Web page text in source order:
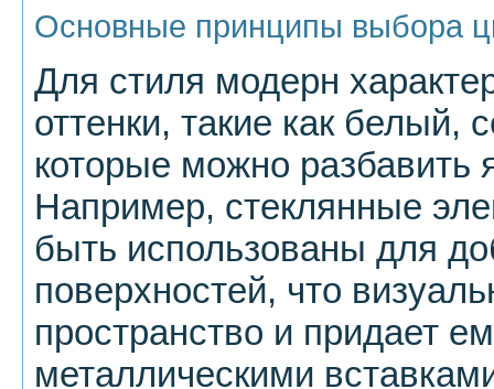
Основные принципы выбора
Для стиля модерн
оттенки, такие как
которые можно разбавить
Например, стеклянные
быть использованы для
поверхностей, что
пространство и придает
металлическими